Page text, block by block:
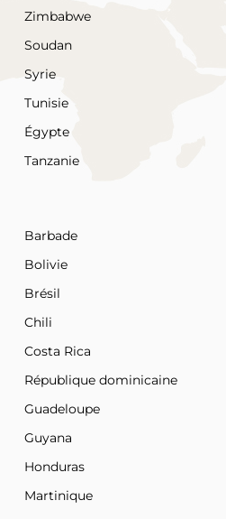
Zimbabwe
Soudan
Syrie
Tunisie
Égypte
Tanzanie
Barbade
Bolivie
Brésil
Chili
Costa Rica
République dominicaine
Guadeloupe
Guyana
Honduras
Martinique